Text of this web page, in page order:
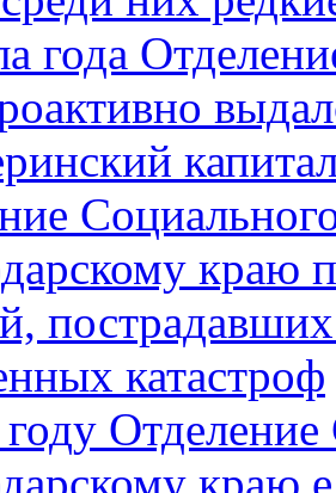
года
краю
катастроф
краю